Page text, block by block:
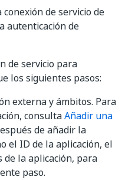
de servicio de
autenticación de
de servicio para
los siguientes pasos:
externa y ámbitos. Para
consultaAñadir una
de añadir la
el ID de la aplicación, el
de la aplicación, para
paso.